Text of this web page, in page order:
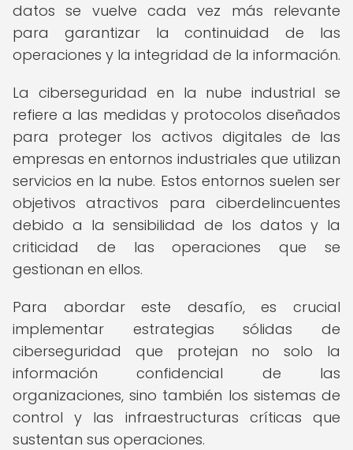
datos se vuelve cada vez más relevante
para garantizar la continuidad de las
operaciones y la integridad de la información.
La ciberseguridad en la nube industrial se
refiere a las medidas y protocolos diseñados
para proteger los activos digitales de las
empresas en entornos industriales que utilizan
servicios en la nube. Estos entornos suelen ser
objetivos atractivos para ciberdelincuentes
debido a la sensibilidad de los datos y la
criticidad de las operaciones que se
gestionan en ellos.
Para abordar este desafío, es crucial
implementar estrategias sólidas de
ciberseguridad que protejan no solo la
información confidencial de las
organizaciones, sino también los sistemas de
control y las infraestructuras críticas que
sustentan sus operaciones.